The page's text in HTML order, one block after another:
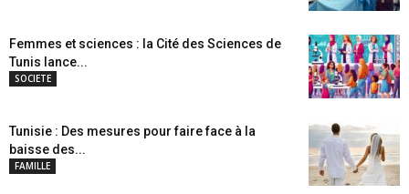
Femmes et sciences : la Cité des Sciences de
Tunis lance...
SOCIETE
Tunisie : Des mesures pour faire face à la
baisse des...
FAMILLE